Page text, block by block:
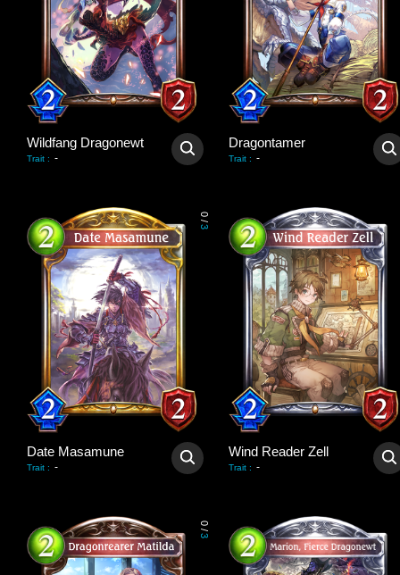
Wildfang Dragonewt
Trait : -
Dragontamer
Trait : -
0
/
3
Date Masamune
Trait : -
Wind Reader Zell
Trait : -
0
/
3